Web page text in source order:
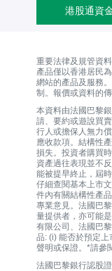
港股通資
重要法律及規管資
產品僅以香港居民
網站的產品及服務
制。報價或資料的
本資料由法國巴黎
請、要約或遊說買
行人或擔保人無力
應收款項。結構性
損失。投資者購買
資產過往表現並不
能被提早終止，屆
仔細查閱基本上市
件內有關結構性產
專業意見。法國巴
量提供者，亦可能
有限公司、法國巴
品: (i) 能否於預定
聲明或保證。*請參
法國巴黎銀行認股